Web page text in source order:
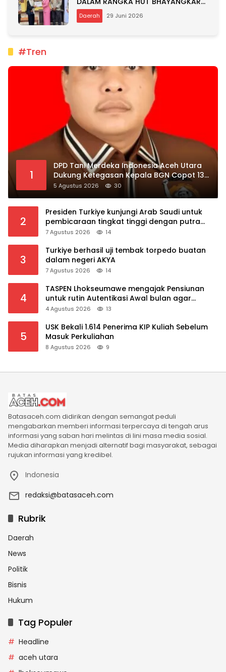
KE-80
Daerah 29 Juni 2026
#Tren
1
DPD Tani Merdeka Indonesia Aceh Utara
Dukung Ketegasan Kepala BGN Copot 137
Kepala SPPG
5 Agustus 2026 30
2
Presiden Turkiye kunjungi Arab Saudi untuk
pembicaraan tingkat tinggi dengan putra
mahkota Saudi dan PM Pakistan
7 Agustus 2026 14
3
Turkiye berhasil uji tembak torpedo buatan
dalam negeri AKYA
7 Agustus 2026 14
4
TASPEN Lhokseumawe mengajak Pensiunan
untuk rutin Autentikasi Awal bulan agar
Manfaat Pensiun tetap Lancar
4 Agustus 2026 13
5
USK Bekali 1.614 Penerima KIP Kuliah Sebelum
Masuk Perkuliahan
8 Agustus 2026 9
Batasaceh.com didirikan dengan semangat peduli
mengabarkan memberi informasi terpercaya di tengah arus
informasi yang saban hari melintas di lini masa media sosial.
Media diharapkan menjadi alternatif bagi masyarakat, sebagai
rujukan informasi yang kredibel.
Indonesia
redaksi@batasaceh.com
Rubrik
Daerah
News
Politik
Bisnis
Hukum
Tag Populer
Headline
aceh utara